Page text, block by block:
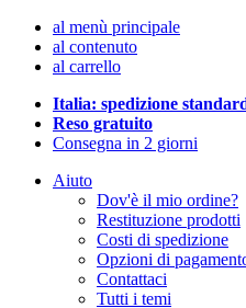
al menù principale
al contenuto
al carrello
Italia: spedizione
Reso gratuito
Consegna in 2 giorni
Aiuto
Dov'è il mio ordine?
Restituzione prodotti
Costi di spedizione
Opzioni di
Contattaci
Tutti i temi